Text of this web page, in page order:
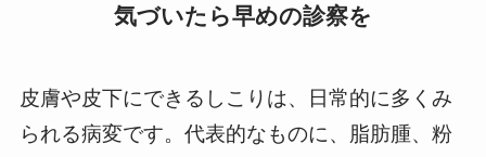
気づいたら早めの診察を
皮膚や皮下にできるしこりは、日常的に多くみ
られる病変です。代表的なものに、脂肪腫、粉